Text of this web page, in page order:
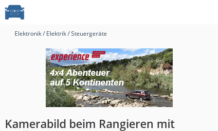
Elektronik / Elektrik / Steuergeräte
Kamerabild beim Rangieren mit